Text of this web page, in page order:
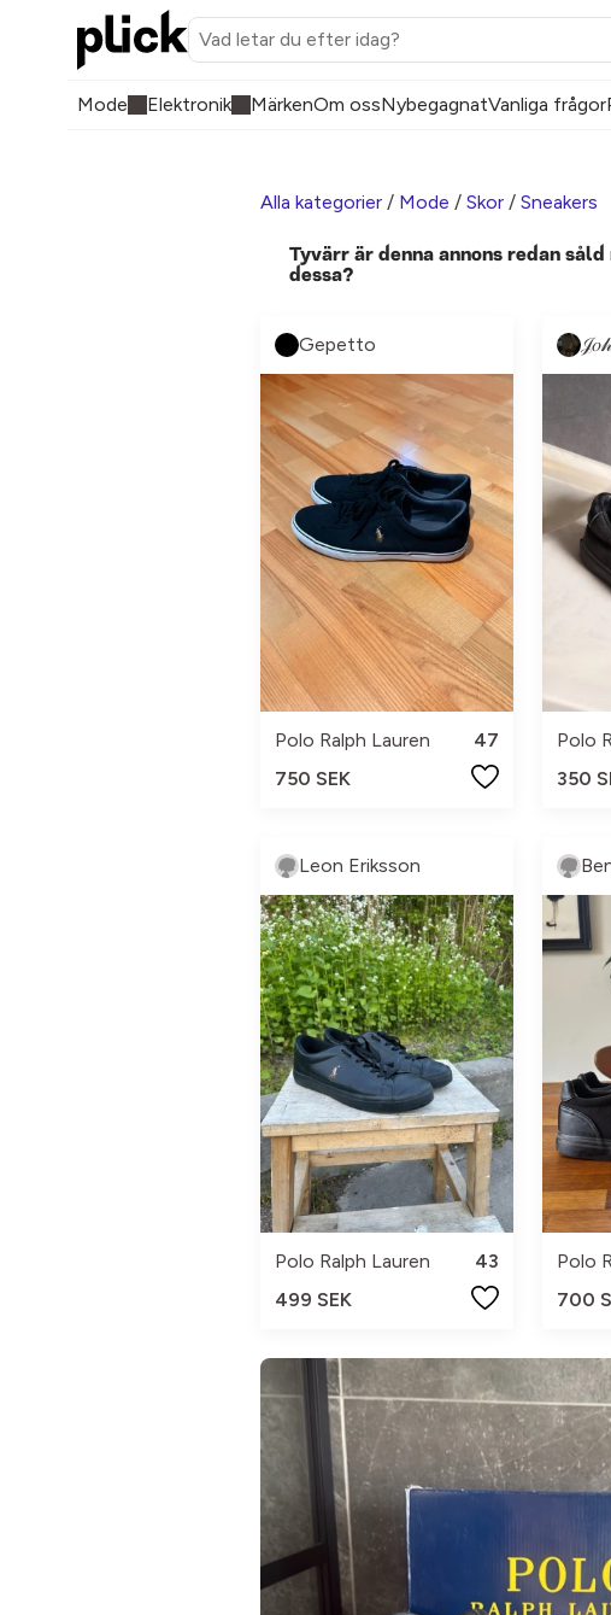
Mode Elektronik MärkenOm ossNybegagnatVanliga frågor
Alla kategorier / Mode / Skor / Sneakers
Tyvärr är denna annons redan
dessa?
Gepetto
Polo Ralph Lauren
47
750 SEK
Polo
350
Leon Eriksson
Polo Ralph Lauren
43
499 SEK
Polo
700